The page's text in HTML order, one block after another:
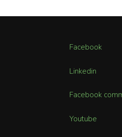
Facebook
Linkedin
Facebook
Youtube